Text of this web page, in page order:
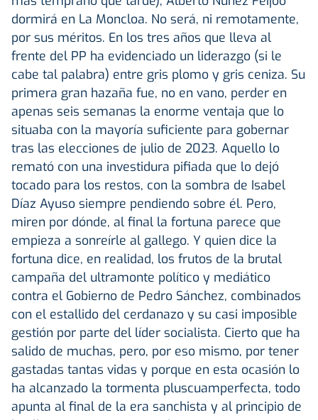
dormirá en La Moncloa. No será, ni remotamente,
por sus méritos. En los tres años que lleva al
frente del PP ha evidenciado un liderazgo (si le
cabe tal palabra) entre gris plomo y gris ceniza. Su
primera gran hazaña fue, no en vano, perder en
apenas seis semanas la enorme ventaja que lo
situaba con la mayoría suficiente para gobernar
tras las elecciones de julio de 2023. Aquello lo
remató con una investidura pifiada que lo dejó
tocado para los restos, con la sombra de Isabel
Díaz Ayuso siempre pendiendo sobre él. Pero,
miren por dónde, al final la fortuna parece que
empieza a sonreírle al gallego. Y quien dice la
fortuna dice, en realidad, los frutos de la brutal
campaña del ultramonte político y mediático
contra el Gobierno de Pedro Sánchez, combinados
con el estallido del cerdanazo y su casi imposible
gestión por parte del líder socialista. Cierto que ha
salido de muchas, pero, por eso mismo, por tener
gastadas tantas vidas y porque en esta ocasión lo
ha alcanzado la tormenta pluscuamperfecta, todo
apunta al final de la era sanchista y al principio de